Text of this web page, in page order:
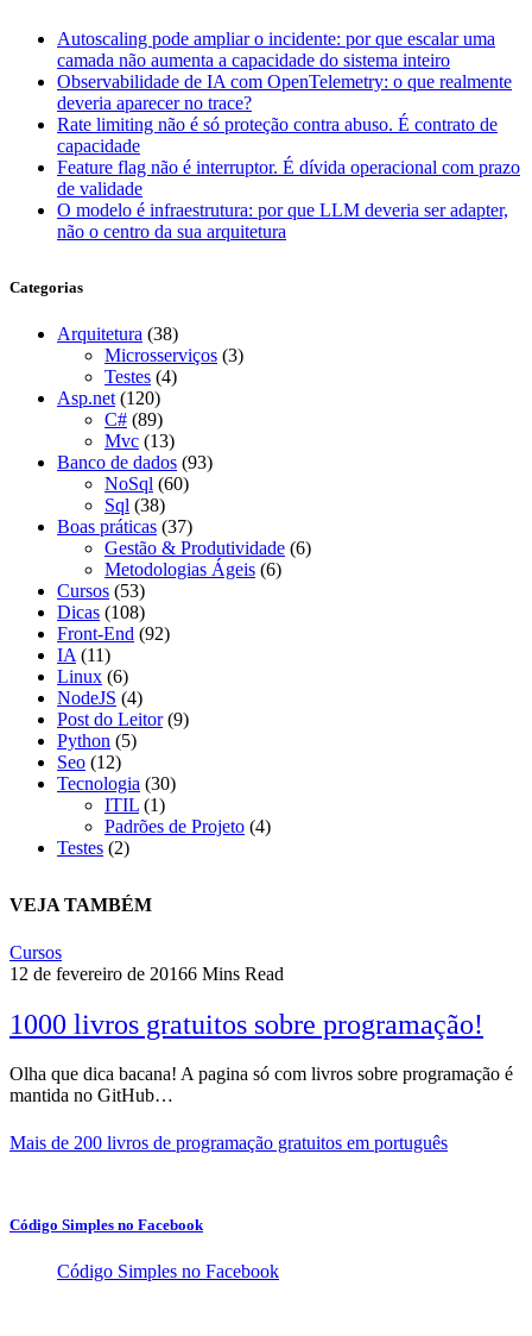
Autoscaling pode ampliar o incidente: por que escalar uma
camada não aumenta a capacidade do sistema inteiro
Observabilidade de IA com OpenTelemetry: o que realmente
deveria aparecer no trace?
Rate limiting não é só proteção contra abuso. É contrato de
capacidade
Feature flag não é interruptor. É dívida operacional com prazo
de validade
O modelo é infraestrutura: por que LLM deveria ser adapter,
não o centro da sua arquitetura
Categorias
Arquitetura (38)
Microsserviços (3)
Testes (4)
Asp.net (120)
C# (89)
Mvc (13)
Banco de dados (93)
NoSql (60)
Sql (38)
Boas práticas (37)
Gestão & Produtividade (6)
Metodologias Ágeis (6)
Cursos (53)
Dicas (108)
Front-End (92)
IA (11)
Linux (6)
NodeJS (4)
Post do Leitor(9)
Python (5)
Seo (12)
Tecnologia (30)
ITIL (1)
Padrões de Projeto (4)
Testes (2)
VEJA TAMBÉM
Cursos
12 de fevereiro de 20166 Mins Read
1000 livros gratuitos sobre programação!
Olha que dica bacana! A pagina só com livros sobre programação é
mantida no GitHub…
Mais de 200 livros de programação gratuitos em português
Código Simples no Facebook
Código Simples no Facebook